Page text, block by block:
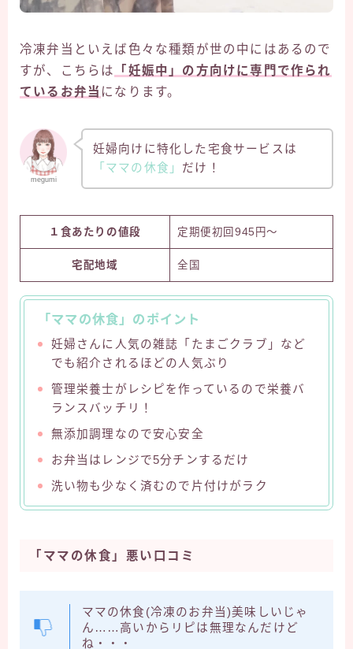
冷凍弁当といえば色々な種類が世の中にはあるので
すが、こちらは
「妊娠中」の方向けに専門で作られ
ているお弁当 になります。
megumi
妊婦向けに特化した宅食サービスは
「ママの休食」 だけ！
１食あたりの値段 定期便初回945円〜
宅配地域 全国
「ママの休食」のポイント
妊婦さんに人気の雑誌「たまごクラブ」など
でも紹介されるほどの人気ぶり
管理栄養士がレシピを作っているので栄養バ
ランスバッチリ！
無添加調理なので安心安全
お弁当はレンジで5分チンするだけ
洗い物も少なく済むので片付けがラク
「ママの休食」悪い口コミ
ママの休食(冷凍のお弁当)美味しいじゃ
ん……高いからリピは無理なんだけど
ね・・・